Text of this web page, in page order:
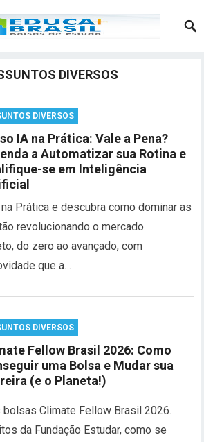
DIVERSOS
DIVERSOS
IA na Prática: Vale a Pena?
a Automatizar sua Rotina e
se em Inteligência
Prática e descubra como dominar as
revolucionando o mercado.
do zero ao avançado, com
que a…
DIVERSOS
Fellow Brasil 2026: Como
uma Bolsa e Mudar sua
(e o Planeta!)
Climate Fellow Brasil 2026.
da Fundação Estudar, como se